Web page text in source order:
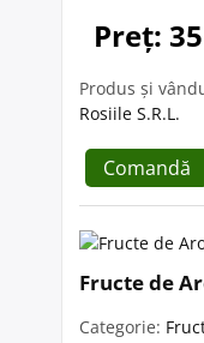
Preț:
Produs și
Rosiile S.R.L.
Comandă
Fructe de
Categorie: